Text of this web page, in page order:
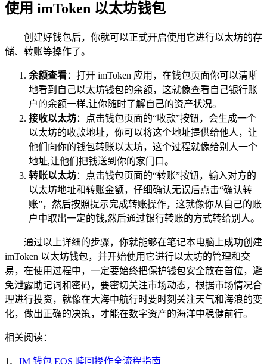
使用 imToken 以太坊钱包
创建好钱包后，你就可以正式开启使用它进行以太坊的存
储、转账等操作了。
余额查看：打开 imToken 应用，在钱包页面你可以清晰
地看到自己以太坊钱包的余额，这就像查看自己银行账
户的余额一样,让你随时了解自己的资产状况。
接收以太坊：点击钱包页面的“收款”按钮，会生成一个
以太坊的收款地址，你可以将这个地址提供给他人，让
他们向你的钱包转账以太坊，这个过程就像给别人一个
地址,让他们把钱送到你的家门口。
转账以太坊：点击钱包页面的“转账”按钮，输入对方的
以太坊地址和转账金额，仔细确认无误后点击“确认转
账”，然后按照提示完成转账操作，这就像你从自己的账
户中取出一定的钱,然后通过银行转账的方式转给别人。
通过以上详细的步骤，你就能够在笔记本电脑上成功创建
imToken 以太坊钱包，并开始使用它进行以太坊的管理和交
易，在使用过程中，一定要始终把保护钱包安全放在首位，避
免泄露助记词和密码，要密切关注市场动态，根据市场情况合
理进行投资，就像在大海中航行时要时刻关注天气和海浪的变
化，做出正确的决策，才能在数字资产的海洋中稳健前行。
相关阅读：
1、 IM 钱包 EOS 赎回操作全流程指南